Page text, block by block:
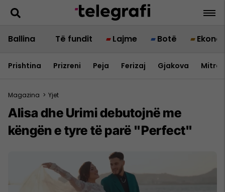
Ballina Të fundit Lajme Botë
Prishtina Prizreni Peja Ferizaj Gjakova
Magazina > Yjet
Alisa dhe Urimi debutojnë me
këngën e tyre të parë "Perfect"